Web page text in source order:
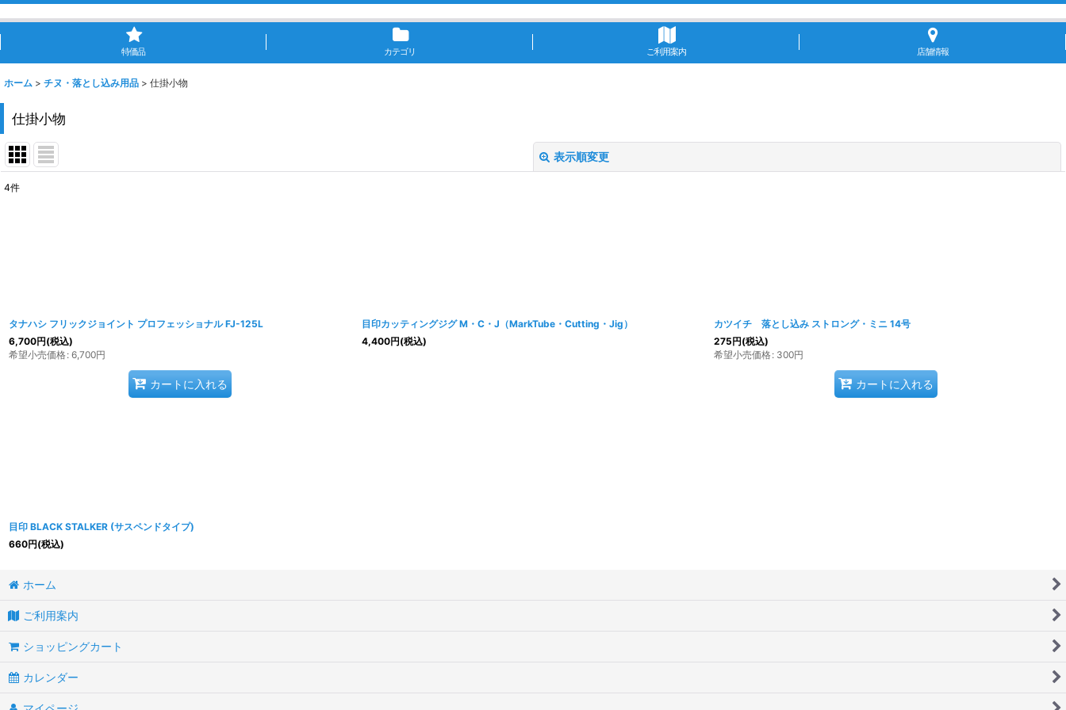
特価品 カテゴリ ご利用案内 店舗情報
ホーム > チヌ・落とし込み用品 > 仕掛小物
仕掛小物
表示順変更
4件
タナハシ フリックジョイント プロフェッショナル FJ-125L
6,700円(税込)
希望小売価格: 6,700円
カートに入れる
目印カッティングジグ M・C・J（MarkTube・Cutting・Jig）
4,400円(税込)
カツイチ 落とし込み ストロング・ミニ 14号
275円(税込)
希望小売価格: 300円
カートに入れる
目印 BLACK STALKER (サスペンドタイプ)
660円(税込)
ホーム
ご利用案内
ショッピングカート
カレンダー